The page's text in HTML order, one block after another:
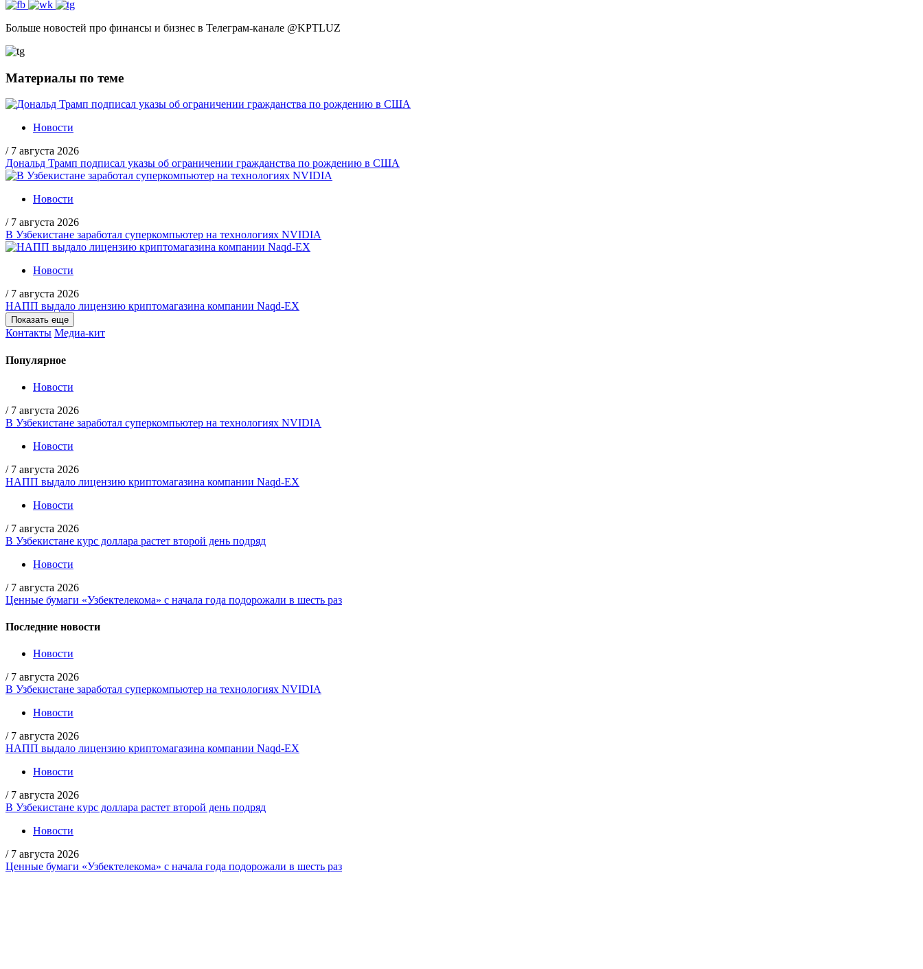
Больше новостей про финансы и бизнес в Телеграм-канале @KPTLUZ
Материалы по теме
Новости
/ 7 августа 2026
Дональд Трамп подписал указы об ограничении гражданства по рождению в США
Новости
/ 7 августа 2026
В Узбекистане заработал суперкомпьютер на технологиях NVIDIA
Новости
/ 7 августа 2026
НАПП выдало лицензию криптомагазина компании Naqd-EX
Показать еще
Контакты Медиа-кит
Популярное
Новости
/ 7 августа 2026
В Узбекистане заработал суперкомпьютер на технологиях NVIDIA
Новости
/ 7 августа 2026
НАПП выдало лицензию криптомагазина компании Naqd-EX
Новости
/ 7 августа 2026
В Узбекистане курс доллара растет второй день подряд
Новости
/ 7 августа 2026
Ценные бумаги «Узбектелекома» с начала года подорожали в шесть раз
Последние новости
Новости
/ 7 августа 2026
В Узбекистане заработал суперкомпьютер на технологиях NVIDIA
Новости
/ 7 августа 2026
НАПП выдало лицензию криптомагазина компании Naqd-EX
Новости
/ 7 августа 2026
В Узбекистане курс доллара растет второй день подряд
Новости
/ 7 августа 2026
Ценные бумаги «Узбектелекома» с начала года подорожали в шесть раз